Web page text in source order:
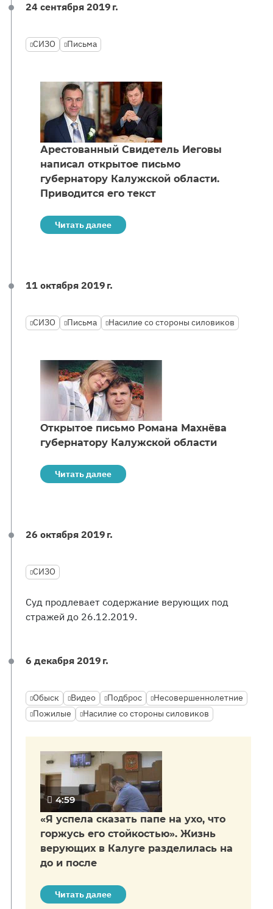
24 сентября 2019 г.
СИЗО Письма
Арестованный Свидетель Иеговы
написал открытое письмо
губернатору Калужской области.
Приводится его текст
Читать далее
11 октября 2019 г.
СИЗО Письма Насилие со стороны силовиков
Открытое письмо Романа Махнёва
губернатору Калужской области
Читать далее
26 октября 2019 г.
СИЗО
Суд продлевает содержание верующих под
стражей до 26.12.2019.
6 декабря 2019 г.
Обыск Видео Подброс
Несовершеннолетние
Пожилые
Насилие со стороны силовиков
4:59
«Я успела сказать папе на ухо, что
горжусь его стойкостью». Жизнь
верующих в Калуге разделилась на
до и после
Читать далее